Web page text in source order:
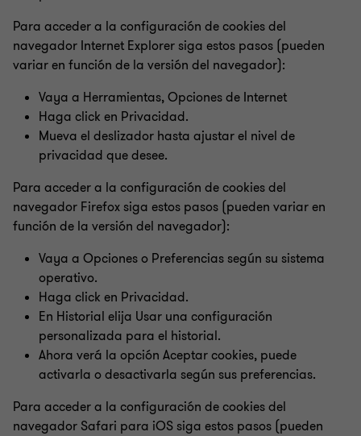
Para acceder a la configuración de cookies del
navegador Internet Explorer siga estos pasos (pueden
variar en función de la versión del navegador):
Vaya a Herramientas, Opciones de Internet
Haga click en Privacidad.
Mueva el deslizador hasta ajustar el nivel de
privacidad que desee.
Para acceder a la configuración de cookies del
navegador Firefox siga estos pasos (pueden variar en
función de la versión del navegador):
Vaya a Opciones o Preferencias según su sistema
operativo.
Haga click en Privacidad.
En Historial elija Usar una configuración
personalizada para el historial.
Ahora verá la opción Aceptar cookies, puede
activarla o desactivarla según sus preferencias.
Para acceder a la configuración de cookies del
navegador Safari para iOS siga estos pasos (pueden